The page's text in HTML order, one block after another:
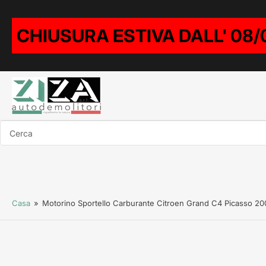
CHIUSURA ESTIVA DALL'
Casa » Motorino Sportello Carburante Citroen Grand C4 Picasso